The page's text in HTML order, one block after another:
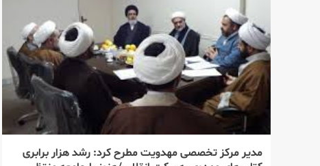
مدیر مركز تخصصی مهدویت مطرح كرد: رشد هزار برابری